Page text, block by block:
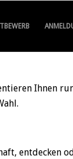
Ihnen
entdecken